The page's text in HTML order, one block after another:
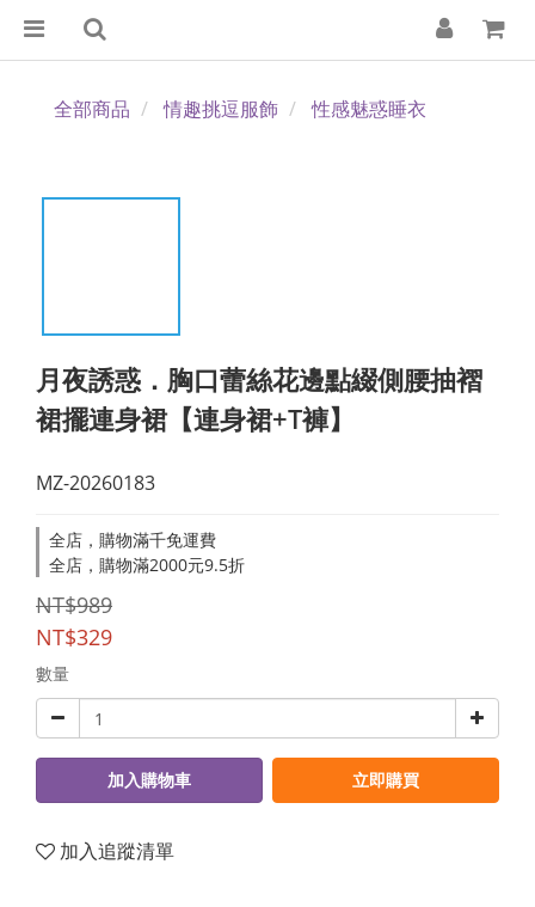
全部商品 情趣挑逗服飾 性感魅惑睡衣
月夜誘惑．胸口蕾絲花邊點綴側腰抽褶
裙擺連身裙【連身裙+T褲】
MZ-20260183
全店，購物滿千免運費
全店，購物滿2000元9.5折
NT$989
NT$329
數量
加入購物車 立即購買
加入追蹤清單